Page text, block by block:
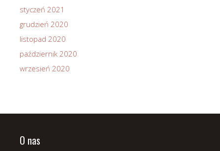
styczeń 2021
grudzień 2020
listopad 2020
październik 2020
wrzesień 2020
O nas